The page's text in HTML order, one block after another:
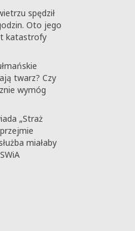
spędził
Oto jego
katastrofy
twarz? Czy
wymóg
„Straż
miałaby